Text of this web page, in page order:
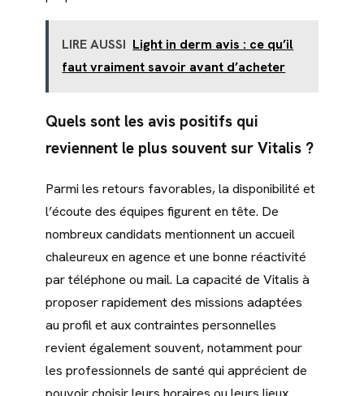
LIRE AUSSI Light in derm avis : ce qu’il
faut vraiment savoir avant d’acheter
Quels sont les avis positifs qui
reviennent le plus souvent sur Vitalis ?
Parmi les retours favorables, la disponibilité et
l’écoute des équipes figurent en tête. De
nombreux candidats mentionnent un accueil
chaleureux en agence et une bonne réactivité
par téléphone ou mail. La capacité de Vitalis à
proposer rapidement des missions adaptées
au profil et aux contraintes personnelles
revient également souvent, notamment pour
les professionnels de santé qui apprécient de